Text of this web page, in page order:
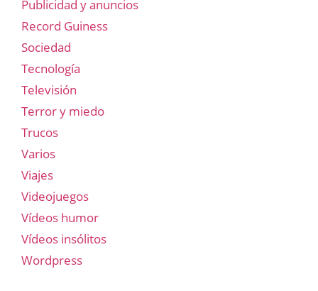
Publicidad y anuncios
Record Guiness
Sociedad
Tecnología
Televisión
Terror y miedo
Trucos
Varios
Viajes
Videojuegos
Vídeos humor
Vídeos insólitos
Wordpress